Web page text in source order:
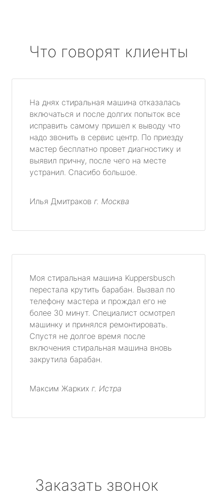
Что говорят клиенты
На днях стиральная машина отказалась
включаться и после долгих попыток все
исправить самому пришел к выводу что
надо звонить в сервис центр. По приезду
мастер бесплатно провет диагностику и
выявил причну, после чего на месте
устранил. Спасибо большое.
Илья Дмитраков г. Москва
Моя стиральная машина Kuppersbusch
перестала крутить барабан. Вызвал по
телефону мастера и прождал его не
более 30 минут. Специалист осмотрел
машинку и принялся ремонтировать.
Спустя не долгое время после
включения стиральная машина вновь
закрутила барабан.
Максим Жарких г. Истра
Заказать звонок